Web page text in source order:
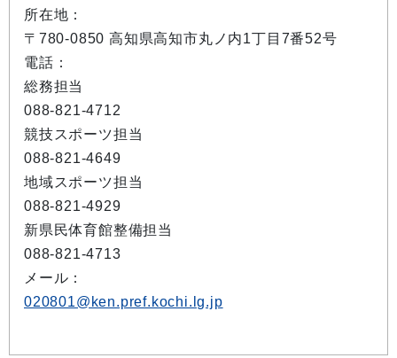
所在地：
〒780-0850 高知県高知市丸ノ内1丁目7番52号
電話：
総務担当
088-821-4712
競技スポーツ担当
088-821-4649
地域スポーツ担当
088-821-4929
新県民体育館整備担当
088-821-4713
メール：
020801@ken.pref.kochi.lg.jp